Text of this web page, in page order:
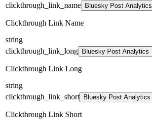
clickthrough_link_name
Bluesky Post Analytics
Clickthrough Link Name
string
clickthrough_link_long
Bluesky Post Analytics
Clickthrough Link Long
string
clickthrough_link_short
Bluesky Post Analytics
Clickthrough Link Short